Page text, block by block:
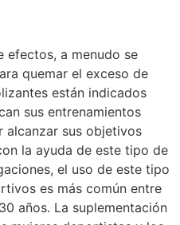
efectos, a menudo se
quemar el exceso de
están indicados
sus entrenamientos
alcanzar sus objetivos
la ayuda de este tipo de
el uso de este tipo
es más común entre
años. La suplementación